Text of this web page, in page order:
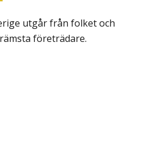
utgår från folket och
företrädare.